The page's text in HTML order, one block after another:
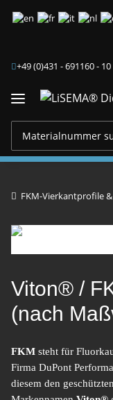
+49 (0)431 - 691160 - 10
FKM-Vierkantprofile
Viton® /
(nach
FKM steht für
Firma DuPont
diesem den